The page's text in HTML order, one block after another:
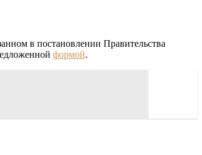
в постановлении Правительства
формой.